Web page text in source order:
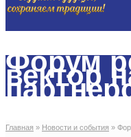
Форум
вектор
Главная » Новости и события »